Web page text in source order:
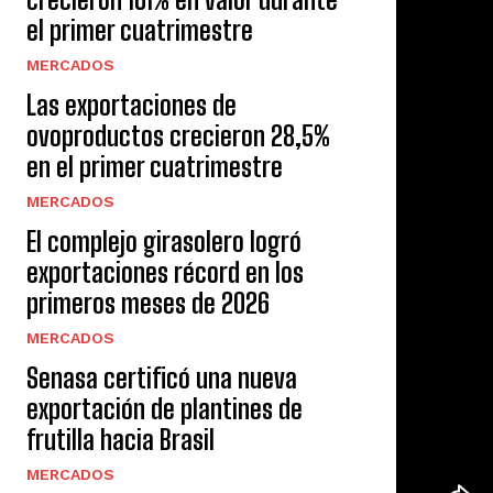
el primer cuatrimestre
MERCADOS
Las exportaciones de
ovoproductos crecieron 28,5%
en el primer cuatrimestre
MERCADOS
El complejo girasolero logró
exportaciones récord en los
primeros meses de 2026
MERCADOS
Senasa certificó una nueva
exportación de plantines de
frutilla hacia Brasil
MERCADOS